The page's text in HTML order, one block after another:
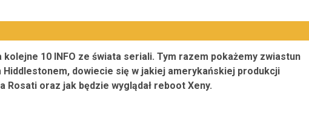
kolejne 10 INFO ze świata seriali. Tym razem pokażemy zwiastun
Hiddlestonem, dowiecie się w jakiej amerykańskiej produkcji
Rosati oraz jak będzie wyglądał reboot Xeny.